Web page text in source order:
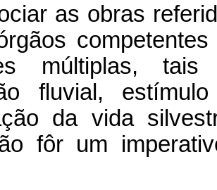
as obras
múltiplas, tais
fluvial,
da vida
fôr um